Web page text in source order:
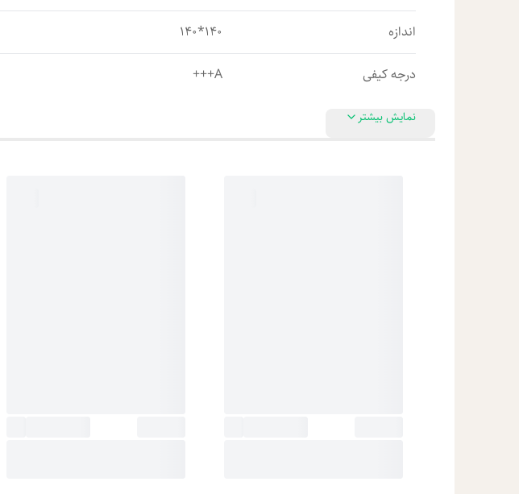
اندازه 140*140
درجه کیفی A+++
نمایش بیشتر